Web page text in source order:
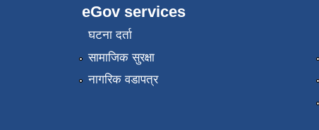
eGov services
घटना दर्ता
सामाजिक सुरक्षा
नागरिक वडापत्र